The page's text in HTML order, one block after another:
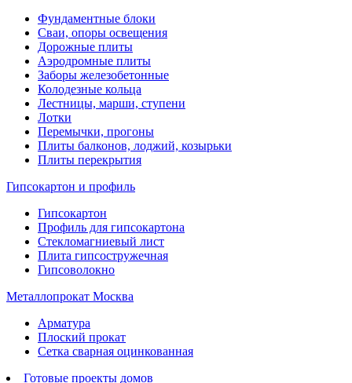
Фундаментные блоки
Сваи, опоры освещения
Дорожные плиты
Аэродромные плиты
Заборы железобетонные
Колодезные кольца
Лестницы, марши, ступени
Лотки
Перемычки, прогоны
Плиты балконов, лоджий, козырьки
Плиты перекрытия
Гипсокартон и профиль
Гипсокартон
Профиль для гипсокартона
Стекломагниевый лист
Плита гипсостружечная
Гипсоволокно
Металлопрокат Москва
Арматура
Плоский прокат
Сетка сварная оцинкованная
Готовые проекты домов